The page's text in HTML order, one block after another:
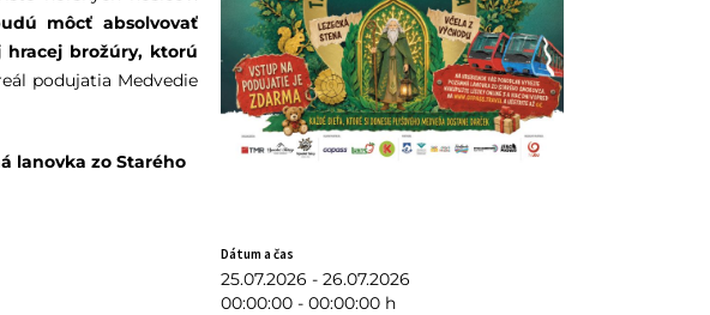
môcť absolvovať
hracej brožúry, ktorú
podujatia Medvedie
lanovka zo Starého
Dátum a čas
25.07.2026 - 26.07.2026
00:00:00 - 00:00:00 h